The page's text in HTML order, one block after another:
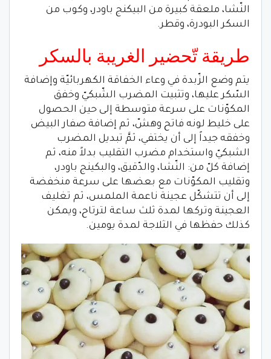
النّشا، ملعقة كبيرة من البيكنج باودر، وكوب من
السكر البودرة، وقطر.
طريقة تّحضير الغريبة بالسكر
يتم وضع الزّبدة في وعاء الخفاقة الكهربائيّة وإضافة
السّكر عليها، وتثبيت المضرب الشّبكيّ وخفق
المكوّنات على سرعة متوسطة إلى حين الحصول
على خليط لونه فاتح وهشّ، ثم إضافة صفار البيض
وخفقه جيداً إلى أن يختفي، ثمَّ تبديل المضرب
الشبكيّ واستخدام مضرب التقليب بدلاً منه، ثم
إضافة كلّ من: النّشا، والدّقيق، والبكينج باودر،
وتقليب المكوّنات مع بعضها على سرعة منخفضة
إلى أن تتشكّل عجينة ناعمة الملمس، ثم تغليف
العجينة وتركها لمدة ثلث ساعة لترتاح، ويمكن
كذلك حفظها في الثلاجة لمدة يومين.